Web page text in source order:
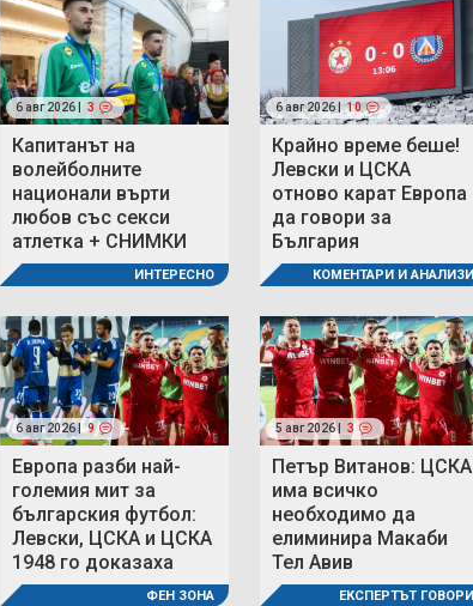
6 авг 2026 | 3
Капитанът на
волейболните
национали върти
любов със секси
атлетка + СНИМКИ
ИНТЕРЕСНО
6 авг 2026 | 10
Крайно време беше!
Левски и ЦСКА
отново карат Европа
да говори за
България
КОМЕНТАРИ И АНАЛИЗИ
6 авг 2026 | 9
Европа разби най-
големия мит за
българския футбол:
Левски, ЦСКА и ЦСКА
1948 го доказаха
ФЕН ЗОНА
5 авг 2026 | 3
Петър Витанов: ЦСКА
има всичко
необходимо да
елиминира Макаби
Тел Авив
ЕКСПЕРТЪТ ГОВОРИ